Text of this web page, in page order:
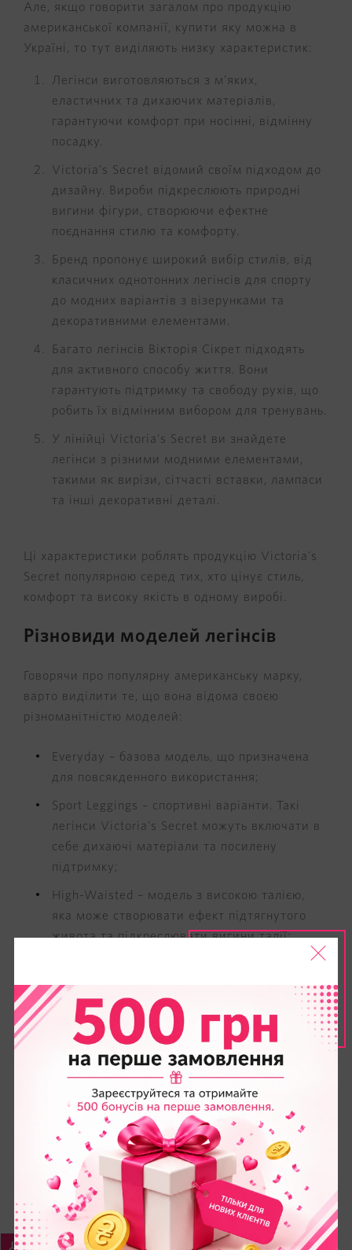
Але, якщо говорити загалом про продукцію
американської компанії, купити яку можна в
Україні, то тут виділяють низку характеристик:
Легінси виготовляються з м'яких,
еластичних та дихаючих матеріалів,
гарантуючи комфорт при носінні, відмінну
посадку.
Victoria's Secret відомий своїм підходом до
дизайну. Вироби підкреслюють природні
вигини фігури, створюючи ефектне
поєднання стилю та комфорту.
Бренд пропонує широкий вибір стилів, від
класичних однотонних легінсів для спорту
до модних варіантів з візерунками та
декоративними елементами.
Багато легінсів Вікторія Сікрет підходять
для активного способу життя. Вони
гарантують підтримку та свободу рухів, що
робить їх відмінним вибором для тренувань.
У лінійці Victoria's Secret ви знайдете
легінси з різними модними елементами,
такими як вирізи, сітчасті вставки, лампаси
та інші декоративні деталі.
Ці характеристики роблять продукцію Victoria's
Secret популярною серед тих, хто цінує стиль,
комфорт та високу якість в одному виробі.
Різновиди моделей легінсів
Говорячи про популярну американську марку,
варто виділити те, що вона відома своєю
різноманітністю моделей:
Everyday – базова модель, що призначена
для повсякденного використання;
Sport Leggings – спортивні варіанти. Такі
легінси Victoria's Secret можуть включати в
себе дихаючі матеріали та посилену
підтримку;
High-Waisted – модель з високою талією,
яка може створювати ефект підтягнутого
живота та підкреслювати вигини талії;
принтами, у тому числі й леопардовими.
Як підібрати легінси Вікторія
Сікрет?
Ось кілька порад, які допоможуть підібрати
ідеальну модель легінсів:
Виміряйте свої параметри та скористайтеся
таблицею розмірів бренду, щоб визначити
найвідповідніший варіант.
Вирішіть, для чого вам потрібні легінси
Victoria's Secret: для повсякденного